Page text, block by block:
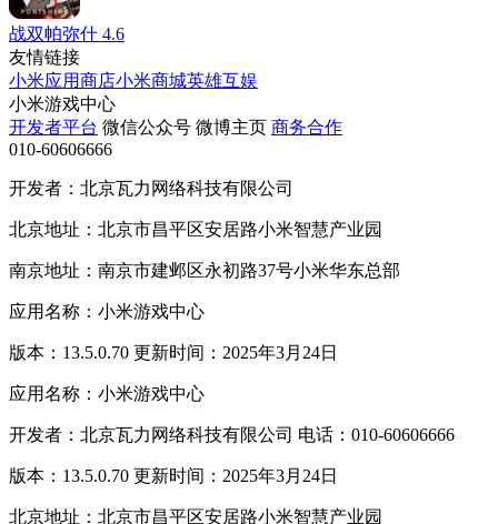
战双帕弥什 4.6
友情链接
小米应用商店小米商城英雄互娱
小米游戏中心
开发者平台 微信公众号 微博主页 商务合作
010-60606666
开发者：北京瓦力网络科技有限公司
北京地址：北京市昌平区安居路小米智慧产业园
南京地址：南京市建邺区永初路37号小米华东总部
应用名称：小米游戏中心
版本：13.5.0.70 更新时间：2025年3月24日
应用名称：小米游戏中心
开发者：北京瓦力网络科技有限公司 电话：010-60606666
版本：13.5.0.70 更新时间：2025年3月24日
北京地址：北京市昌平区安居路小米智慧产业园